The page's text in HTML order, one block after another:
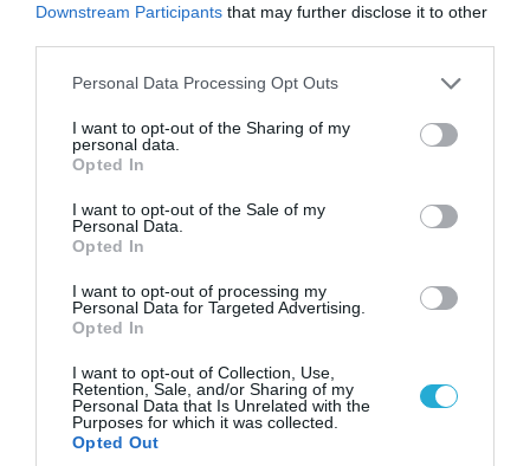
Downstream Participants that may further disclose it to other
Please note that this website/app uses one or more Google
not limited to your visit or usage behaviour. You may click to
grant or deny consent to Google and its third-party tags to
use your data for below specified purposes in below Google
consent section.
Personal Data Processing Opt Outs
I want to opt-out of the Sharing of my
personal data.
Opted In
I want to opt-out of the Sale of my
Personal Data.
Opted In
I want to opt-out of processing my
Personal Data for Targeted Advertising.
Opted In
I want to opt-out of Collection, Use,
Retention, Sale, and/or Sharing of my
Personal Data that Is Unrelated with the
Purposes for which it was collected.
Opted Out
ΗΠΑ: Nέα στοιχεία για το περιστατικό με το
προεδρικό ελικόπτερο Marine One – Βρέθηκε
δίπλα σε επιβατικό αεροσκάφος